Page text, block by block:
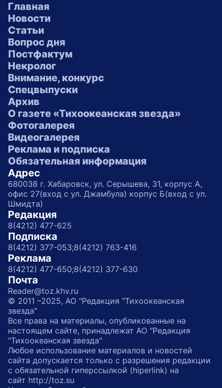
Главная
Новости
Статьи
Вопрос дня
Постфактум
Некролог
Внимание, конкурс
Спецвыпуски
Архив
О газете «Тихоокеанская звезда»
Фотогалерея
Видеогалерея
Реклама и подписка
Обязательная информация
Адрес
680038 г. Хабаровск, ул. Серышева, 31, корпус А,
офис 27(вход с ул. Джамбула) корпус Б(вход с ул.
Шмидта)
Редакция
8(4212) 477-625
Подписка
8(4212) 377-053;8(4212) 763-416
Реклама
8(4212) 477-650;8(4212) 377-630
Почта
Reader@toz.khv.ru
© 2011 –2025, АО "Редакция "Тихоокеанская
звезда"
Все права на материалы, опубликованные на
настоящем сайте, принадлежат АО "Редакция
"Тихоокеанская звезда"
Любое использование материалов и новостей
сайта допускается только с разрешения редакции
с обязательной гиперссылкой (hiperlink) на
сайт http://toz.su